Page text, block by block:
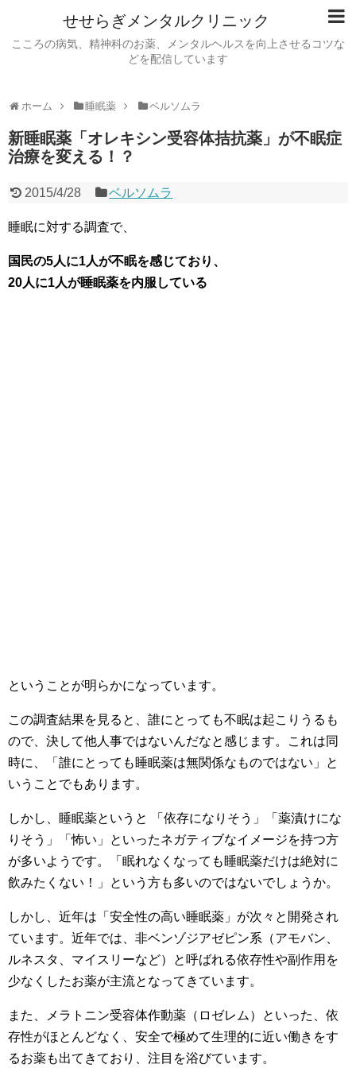
せせらぎメンタルクリニック
こころの病気、精神科のお薬、メンタルヘルスを向上させるコツな
どを配信しています
ホーム 睡眠薬 ベルソムラ
新睡眠薬「オレキシン受容体拮抗薬」が不眠症
治療を変える！？
2015/4/28 ベルソムラ
睡眠に対する調査で、
国民の5人に1人が不眠を感じており、
20人に1人が睡眠薬を内服している
ということが明らかになっています。
この調査結果を見ると、誰にとっても不眠は起こりうるも
ので、決して他人事ではないんだなと感じます。これは同
時に、「誰にとっても睡眠薬は無関係なものではない」と
いうことでもあります。
しかし、睡眠薬というと 「依存になりそう」「薬漬けにな
りそう」「怖い」といったネガティブなイメージを持つ方
が多いようです。「眠れなくなっても睡眠薬だけは絶対に
飲みたくない！」
という方も多いのではないでしょうか。
しかし、近年は「安全性の高い睡眠薬」が次々と開発され
ています。近年では、非ベンゾジアゼピン系（アモバン、
ルネスタ、マイスリーなど）と呼ばれる依存性や副作用を
少なくしたお薬が主流となってきています。
また、メラトニン受容体作動薬（ロゼレム）といった、依
存性がほとんどなく、安全で極めて生理的に近い働きをす
るお薬も出てきており、注目を浴びています。